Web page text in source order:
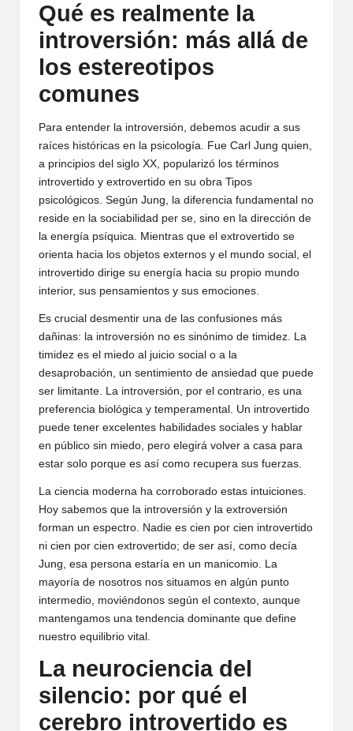
Qué es realmente la
introversión: más allá de
los estereotipos
comunes
Para entender la introversión, debemos acudir a sus
raíces históricas en la psicología. Fue Carl Jung quien,
a principios del siglo XX, popularizó los términos
introvertido y extrovertido en su obra Tipos
psicológicos. Según Jung, la diferencia fundamental no
reside en la sociabilidad per se, sino en la dirección de
la energía psíquica. Mientras que el extrovertido se
orienta hacia los objetos externos y el mundo social, el
introvertido dirige su energía hacia su propio mundo
interior, sus pensamientos y sus emociones.
Es crucial desmentir una de las confusiones más
dañinas: la introversión no es sinónimo de timidez. La
timidez es el miedo al juicio social o a la
desaprobación, un sentimiento de ansiedad que puede
ser limitante. La introversión, por el contrario, es una
preferencia biológica y temperamental. Un introvertido
puede tener excelentes habilidades sociales y hablar
en público sin miedo, pero elegirá volver a casa para
estar solo porque es así como recupera sus fuerzas.
La ciencia moderna ha corroborado estas intuiciones.
Hoy sabemos que la introversión y la extroversión
forman un espectro. Nadie es cien por cien introvertido
ni cien por cien extrovertido; de ser así, como decía
Jung, esa persona estaría en un manicomio. La
mayoría de nosotros nos situamos en algún punto
intermedio, moviéndonos según el contexto, aunque
mantengamos una tendencia dominante que define
nuestro equilibrio vital.
La neurociencia del
silencio: por qué el
cerebro introvertido es